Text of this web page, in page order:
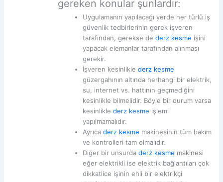
gereken konular şunlardır:
Uygulamanın yapılacağı yerde her türlü iş
güvenlik tedbirlerinin gerek işveren
tarafından, gerekse dederz kesme işini
yapacak elemanlar tarafından alınması
gerekir.
İşveren kesinliklederz kesme
güzergahının altında herhangi bir elektrik,
su, internet vs. hattının geçmediğini
kesinlikle bilmelidir. Böyle bir durum varsa
kesinliklederz kesme işlemi
yapılmamalıdır.
Ayrıcaderz kesme makinesinin tüm bakım
ve kontrolleri tam olmalıdır.
Diğer bir unsurdaderz kesme makinesi
eğer elektrikli ise elektrik bağlantıları çok
dikkatlice işinin ehli bir elektrikçi